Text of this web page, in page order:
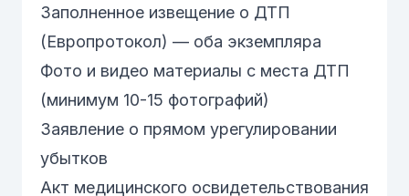
Заполненное извещение о ДТП
(Европротокол) — оба экземпляра
Фото и видео материалы с места ДТП
(минимум 10-15 фотографий)
Заявление о прямом урегулировании
убытков
Акт медицинского освидетельствования